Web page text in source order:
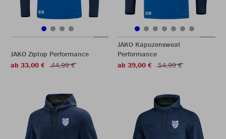
JAKO Ziptop Performance
ab 33,00 €
44,99 €
JAKO Kapuzensweat
Performance
ab 39,00 €
54,99 €